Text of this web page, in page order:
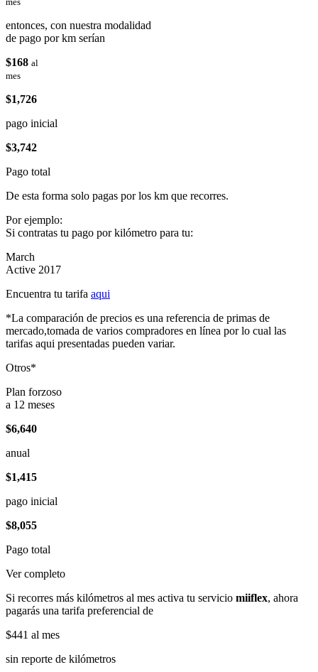
entonces, con nuestra modalidad
de pago por km serían
$168 al
mes
$1,726
pago inicial
$3,742
Pago total
De esta forma solo pagas por los km que recorres.
Por ejemplo:
Si contratas tu pago por kilómetro para tu:
March
Active 2017
Encuentra tu tarifa aqui
*La comparación de precios es una referencia de primas de
mercado,tomada de varios compradores en línea por lo cual las
tarifas aqui presentadas pueden variar.
Otros*
Plan forzoso
a 12 meses
$6,640
anual
$1,415
pago inicial
$8,055
Pago total
Ver completo
Si recorres más kilómetros al mes activa tu servicio miiflex, ahora
pagarás una tarifa preferencial de
$441 al mes
sin reporte de kilómetros